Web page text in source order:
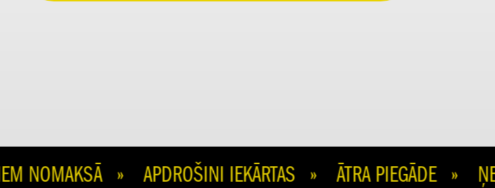
» APDROŠINI IEKĀRTAS » ĀTRA PIEGĀDE »